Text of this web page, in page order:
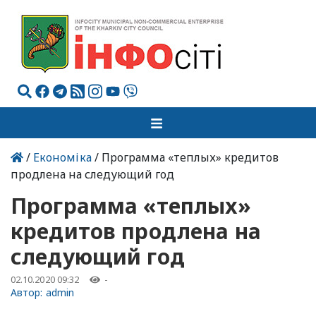
/ Економіка/ Программа «теплых» кредитов
продлена на следующий год
Программа «теплых»
кредитов продлена на
следующий год
02.10.2020 09:32 -
Автор: admin